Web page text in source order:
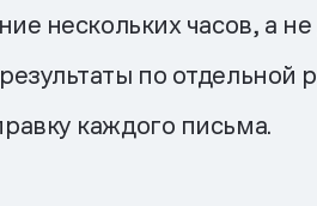
нескольких часов, а
по отдельной
каждого письма.